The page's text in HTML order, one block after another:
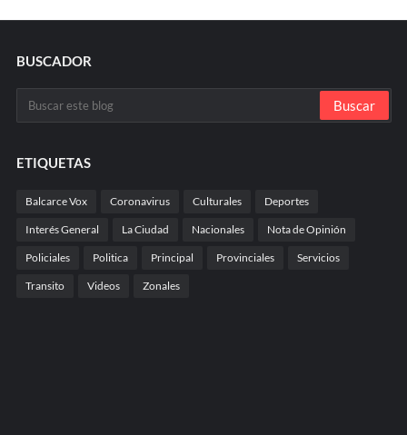
BUSCADOR
ETIQUETAS
Balcarce Vox Coronavirus Culturales Deportes
Interés General La Ciudad Nacionales Nota de Opinión
Policiales Politica Principal Provinciales Servicios
Transito Videos Zonales